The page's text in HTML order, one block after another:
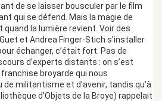
de se laisser bousculer par le film
qui se défend. Mais la magie de
la lumière revient. Voir des
et Andrea Finger-Stich s’installer
échanger, c’était fort. Pas de
d’experts distants : on s’est
broyarde qui nous
militantisme et d'avenir, tandis qu’à
d'Objets de la Broye) rappelait